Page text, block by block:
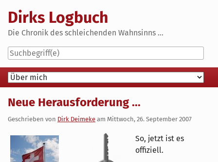
content
Dirks Logbuch
Die Chronik des schleichenden Wahnsinns ...
Navigation
Neue Herausforderung ...
Geschrieben von Dirk Deimeke am Mittwoch, 26. September 2007
So, jetzt ist es
offiziell.